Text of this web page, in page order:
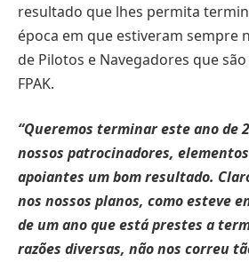
resultado que lhes permita
época em que estiveram sempre
de Pilotos e Navegadores que
FPAK.
“Queremos terminar este ano de
nossos patrocinadores,
apoiantes um bom resultado.
nos nossos planos, como esteve
de um ano que está prestes a
razões diversas, não nos correu